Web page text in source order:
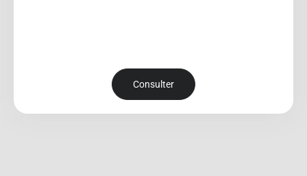
Consulter